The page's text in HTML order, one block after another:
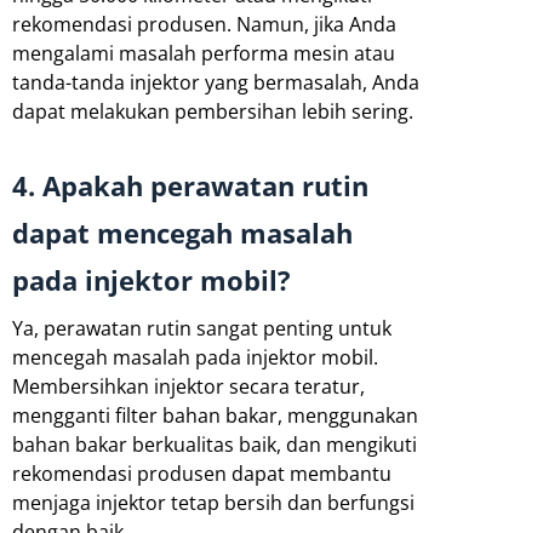
rekomendasi produsen. Namun, jika Anda
mengalami masalah performa mesin atau
tanda-tanda injektor yang bermasalah, Anda
dapat melakukan pembersihan lebih sering.
4. Apakah perawatan rutin
dapat mencegah masalah
pada injektor mobil?
Ya, perawatan rutin sangat penting untuk
mencegah masalah pada injektor mobil.
Membersihkan injektor secara teratur,
mengganti filter bahan bakar, menggunakan
bahan bakar berkualitas baik, dan mengikuti
rekomendasi produsen dapat membantu
menjaga injektor tetap bersih dan berfungsi